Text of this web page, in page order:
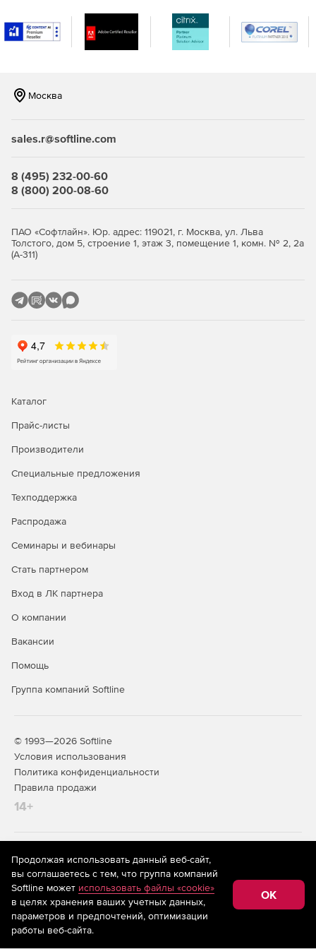
были добавлены многие другие функции.
Москва
sales.r@softline.com
8 (495) 232-00-60
8 (800) 200-08-60
ПАО «Софтлайн». Юр. адрес: 119021, г. Москва, ул. Льва
Толстого, дом 5, строение 1, этаж 3, помещение 1, комн. № 2, 2а
(А-311)
Каталог
Прайс-листы
Производители
Специальные предложения
Техподдержка
Распродажа
Семинары и вебинары
Стать партнером
Вход в ЛК партнера
О компании
Вакансии
Помощь
Группа компаний Softline
© 1993—2026 Softline
Условия использования
Политика конфиденциальности
Правила продажи
14+
На информационном ресурсе store.softline.ru применяются
рекомендательные технологии
(информационные технологии
предоставления информации на основе сбора,
систематизации и анализа сведений, относящихся к
предпочтениям пользователей сети «Интернет»,
находящихся на территории Российской Федерации)
Продолжая использовать данный веб-сайт,
вы соглашаетесь с тем, что группа компаний
Softline может использовать файлы «cookie»
в целях хранения ваших учетных данных,
параметров и предпочтений, оптимизации
работы веб-сайта.
OK